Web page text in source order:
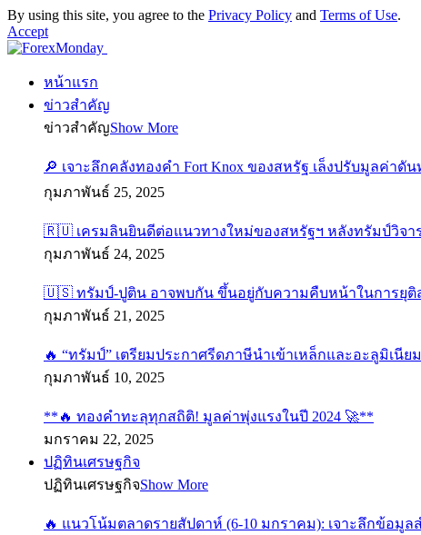
By using this site, you agree to the Privacy Policy and Terms of Use.
Accept
หน้าแรก
ข่าวสำคัญ
ข่าวสำคัญShow More
เจาะลึกคลังทองคำ Fort Knox ของสหรัฐ เล็งปรับมูลค่าดั
กุมภาพันธ์ 25, 2025
เครมลินยินดีต่อแนวทางใหม่ของสหรัฐฯ หลังทรัมป์วิจาร
กุมภาพันธ์ 24, 2025
ทรัมป์-ปูติน อาจพบกัน ขึ้นอยู่กับความคืบหน้าในการยุติส
กุมภาพันธ์ 21, 2025
“ทรัมป์” เตรียมประกาศรีดภาษีนำเข้าเหล็กและอะลูมิเนี
กุมภาพันธ์ 10, 2025
** ทองคำทะลุทุกสถิติ! มูลค่าพุ่งแรงในปี 2024
**
มกราคม 22, 2025
ปฏิทินเศรษฐกิจ
ปฏิทินเศรษฐกิจShow More
แนวโน้มตลาดรายสัปดาห์ (6-10 มกราคม): เจาะลึกข้อมู